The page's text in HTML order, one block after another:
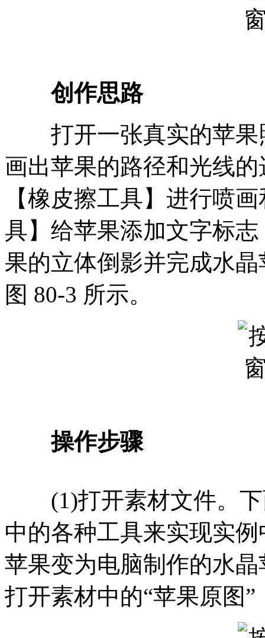
创作思路
打开一张真实的苹果
画出苹果的路径和光线
【橡皮擦工具】进行喷
具】给苹果添加文字标
果的立体倒影并完成水
图 80-3 所示。
操作步骤
(1)打开素材文件。下
中的各种工具来实现实
苹果变为电脑制作的水
打开素材中的“苹果原图